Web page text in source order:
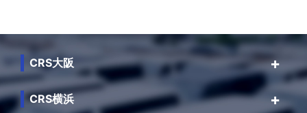
CRS大阪
CRS横浜